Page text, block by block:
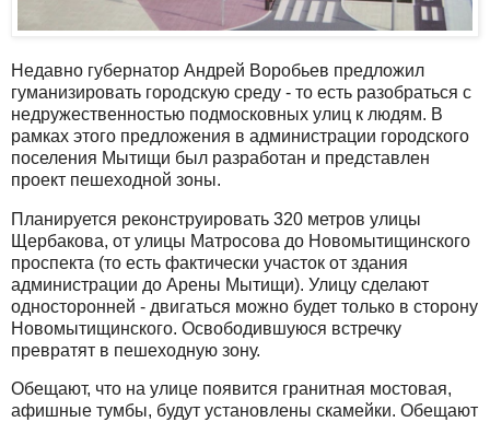
Недавно губернатор Андрей Воробьев предложил
гуманизировать городскую среду - то есть разобраться с
недружественностью подмосковных улиц к людям. В
рамках этого предложения в администрации городского
поселения Мытищи был разработан и представлен
проект пешеходной зоны.
Планируется реконструировать 320 метров улицы
Щербакова, от улицы Матросова до Новомытищинского
проспекта (то есть фактически участок от здания
администрации до Арены Мытищи). Улицу сделают
односторонней - двигаться можно будет только в сторону
Новомытищинского. Освободившуюся встречку
превратят в пешеходную зону.
Обещают, что на улице появится гранитная мостовая,
афишные тумбы, будут установлены скамейки. Обещают